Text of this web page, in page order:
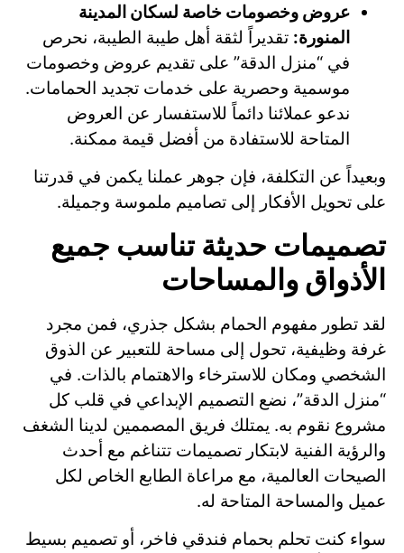
عروض وخصومات خاصة لسكان المدينة
المنورة: تقديراً لثقة أهل طيبة الطيبة، نحرص
في “منزل الدقة” على تقديم عروض وخصومات
موسمية وحصرية على خدمات تجديد الحمامات.
ندعو عملائنا دائماً للاستفسار عن العروض
المتاحة للاستفادة من أفضل قيمة ممكنة.
وبعيداً عن التكلفة، فإن جوهر عملنا يكمن في قدرتنا
على تحويل الأفكار إلى تصاميم ملموسة وجميلة.
تصميمات حديثة تناسب جميع
الأذواق والمساحات
لقد تطور مفهوم الحمام بشكل جذري، فمن مجرد
غرفة وظيفية، تحول إلى مساحة للتعبير عن الذوق
الشخصي ومكان للاسترخاء والاهتمام بالذات. في
“منزل الدقة”، نضع التصميم الإبداعي في قلب كل
مشروع نقوم به. يمتلك فريق المصممين لدينا الشغف
والرؤية الفنية لابتكار تصميمات تتناغم مع أحدث
الصيحات العالمية، مع مراعاة الطابع الخاص لكل
عميل والمساحة المتاحة له.
سواء كنت تحلم بحمام فندقي فاخر، أو تصميم بسيط